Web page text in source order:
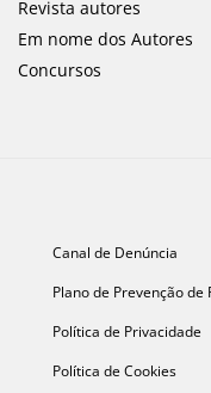
Revista autores
Em nome dos Autores
Concursos
Canal de Denúncia
Plano de Prevenção
Política de Privacidade
Política de Cookies